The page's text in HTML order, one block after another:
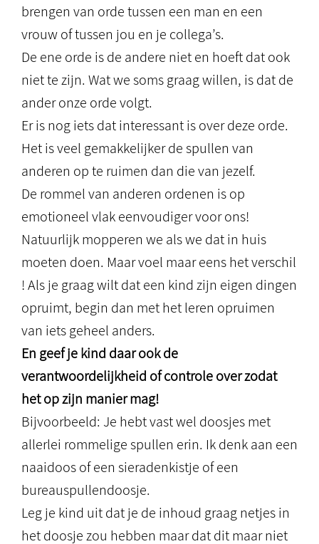
brengen van orde tussen een man en een
vrouw of tussen jou en je collega’s.
De ene orde is de andere niet en hoeft dat ook
niet te zijn. Wat we soms graag willen, is dat de
ander onze orde volgt.
Er is nog iets dat interessant is over deze orde.
Het is veel gemakkelijker de spullen van
anderen op te ruimen dan die van jezelf.
De rommel van anderen ordenen is op
emotioneel vlak eenvoudiger voor ons!
Natuurlijk mopperen we als we dat in huis
moeten doen. Maar voel maar eens het verschil
! Als je graag wilt dat een kind zijn eigen dingen
opruimt, begin dan met het leren opruimen
van iets geheel anders.
En geef je kind daar ook de
verantwoordelijkheid of controle over zodat
het op zijn manier mag!
Bijvoorbeeld: Je hebt vast wel doosjes met
allerlei rommelige spullen erin. Ik denk aan een
naaidoos of een sieradenkistje of een
bureauspullendoosje.
Leg je kind uit dat je de inhoud graag netjes in
het doosje zou hebben maar dat dit maar niet